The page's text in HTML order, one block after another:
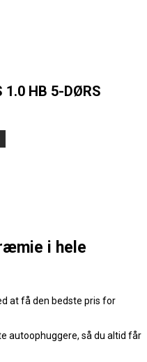
1.0 HB 5-DØRS
i hele
at få den bedste pris for
autoophuggere, så du altid får